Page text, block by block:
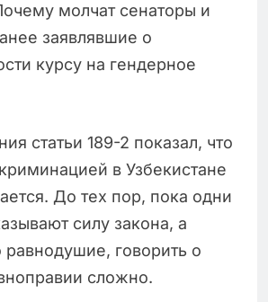
молчат сенаторы и
заявлявшие о
курсу на гендерное
статьи 189-2 показал, что
в Узбекистане
До тех пор, пока одни
силу закона, а
говорить о
сложно.